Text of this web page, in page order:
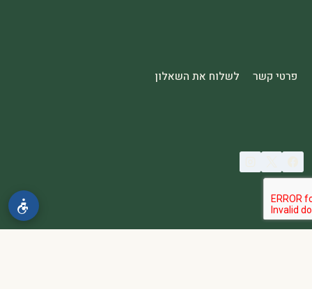
פרטי קשר לשלוח את השאלון
© 2026 spa2000